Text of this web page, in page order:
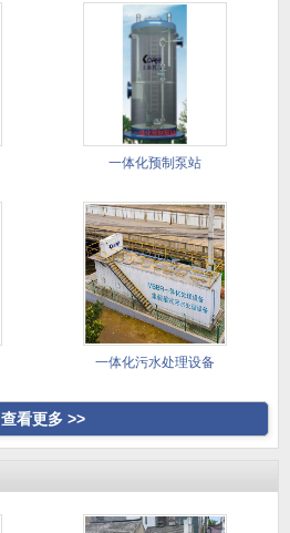
一体化预制泵站
一体化污水处理设备
查看更多 >>